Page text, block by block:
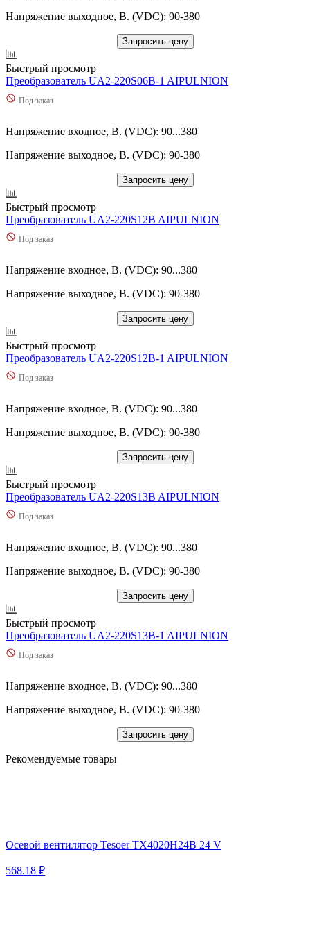
Напряжение выходное, В. (VDC): 90-380
Запросить цену
Быстрый просмотр
Преобразователь UA2-220S06B-1 AIPULNION
Под заказ
Напряжение входное, В. (VDC): 90...380
Напряжение выходное, В. (VDC): 90-380
Запросить цену
Быстрый просмотр
Преобразователь UA2-220S12B AIPULNION
Под заказ
Напряжение входное, В. (VDC): 90...380
Напряжение выходное, В. (VDC): 90-380
Запросить цену
Быстрый просмотр
Преобразователь UA2-220S12B-1 AIPULNION
Под заказ
Напряжение входное, В. (VDC): 90...380
Напряжение выходное, В. (VDC): 90-380
Запросить цену
Быстрый просмотр
Преобразователь UA2-220S13B AIPULNION
Под заказ
Напряжение входное, В. (VDC): 90...380
Напряжение выходное, В. (VDC): 90-380
Запросить цену
Быстрый просмотр
Преобразователь UA2-220S13B-1 AIPULNION
Под заказ
Напряжение входное, В. (VDC): 90...380
Напряжение выходное, В. (VDC): 90-380
Запросить цену
Рекомендуемые товары
Осевой вентилятор Tesoer TX4020H24B 24 V
568.18 ₽